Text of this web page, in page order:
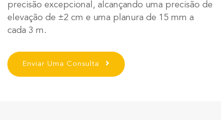
precisão excepcional, alcançando uma precisão de
elevação de ±2 cm e uma planura de 15 mm a
cada 3 m.
Enviar Uma Consulta